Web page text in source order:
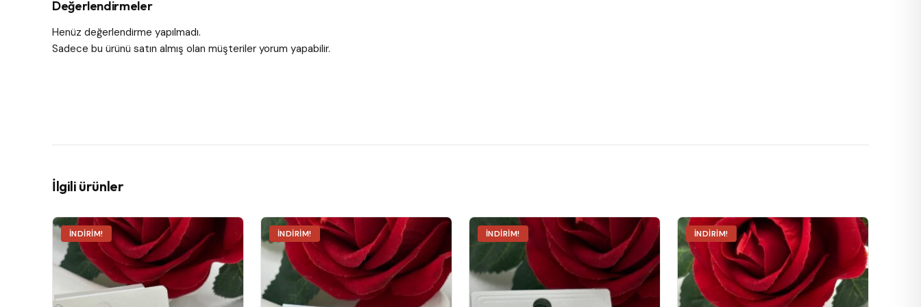
Değerlendirmeler
Henüz değerlendirme yapılmadı.
Sadece bu ürünü satın almış olan müşteriler yorum yapabilir.
İlgili ürünler
İNDIRIM! İNDIRIM! İNDIRIM! İNDIRIM!